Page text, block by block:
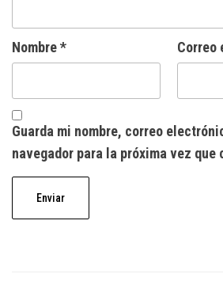
Nombre* Correo
Guarda mi nombre, correo
navegador para la próxima vez que